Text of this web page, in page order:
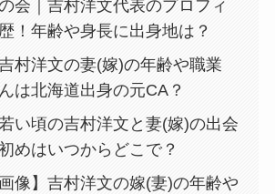
会｜吉村洋文代表のプロフィ
！年齢や身長に出身地は？
吉村洋文の妻(嫁)の年齢や職業
は北海道出身の元CA？
若い頃の吉村洋文と妻(嫁)の出会
めはいつからどこで？
像】吉村洋文の嫁(妻)の年齢や